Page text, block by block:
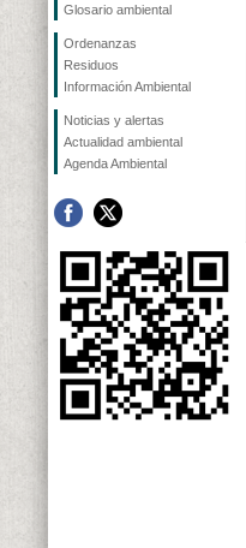
Glosario ambiental
Ordenanzas
Residuos
Información Ambiental
Noticias y alertas
Actualidad ambiental
Agenda Ambiental